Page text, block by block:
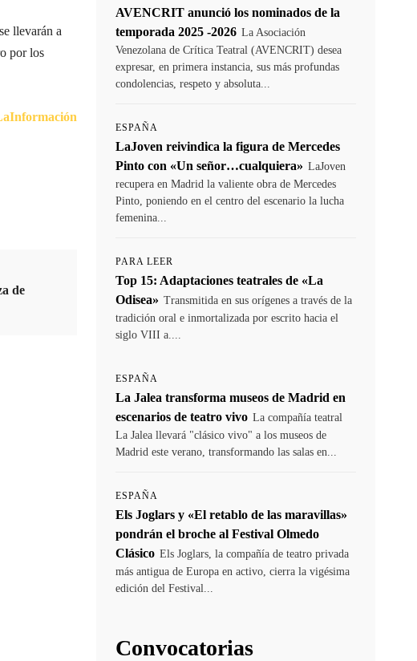
llevarán a
por los
de
AVENCRIT anunció los nominados de la
temporada 2025 -2026 La Asociación
Venezolana de Crítica Teatral (AVENCRIT) desea
expresar, en primera instancia, sus más profundas
condolencias, respeto y absoluta...
ESPAÑA
LaJoven reivindica la figura de Mercedes
Pinto con «Un señor…cualquiera» LaJoven
recupera en Madrid la valiente obra de Mercedes
Pinto, poniendo en el centro del escenario la lucha
femenina...
PARA LEER
Top 15: Adaptaciones teatrales de «La
Odisea» Transmitida en sus orígenes a través de la
tradición oral e inmortalizada por escrito hacia el
siglo VIII a....
ESPAÑA
La Jalea transforma museos de Madrid en
escenarios de teatro vivo La compañía teatral
La Jalea llevará "clásico vivo" a los museos de
Madrid este verano, transformando las salas en...
ESPAÑA
Els Joglars y «El retablo de las maravillas»
pondrán el broche al Festival Olmedo
Clásico Els Joglars, la compañía de teatro privada
más antigua de Europa en activo, cierra la vigésima
edición del Festival...
Convocatorias